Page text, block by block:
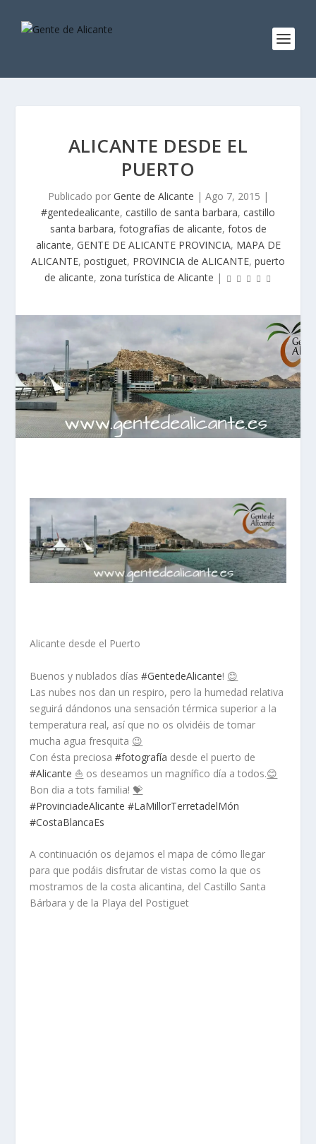
ALICANTE DESDE EL
PUERTO
Publicado por Gente de Alicante | Ago 7, 2015 |
#gentedealicante, castillo de santa barbara, castillo
santa barbara, fotografías de alicante, fotos de
alicante, GENTE DE ALICANTE PROVINCIA, MAPA DE
ALICANTE, postiguet, PROVINCIA de ALICANTE, puerto
de alicante, zona turística de Alicante |
Alicante desde el Puerto
Buenos y nublados días‪#‎GentedeAlicante‬! 😊
Las nubes nos dan un respiro, pero la humedad relativa
seguirá dándonos una sensación térmica superior a la
temperatura real, así que no os olvidéis de tomar
mucha agua fresquita 😉
Con ésta preciosa‪#‎fotografía‬ desde el puerto de
‪#‎Alicante‬ ⛵ os deseamos un magnífico día a todos.😊
Bon dia a tots familia! 💝
‪#‎ProvinciadeAlicante‬ ‪#‎LaMillorTerretadelMón‬
‪#‎CostaBlancaEs‬
A continuación os dejamos el mapa de cómo llegar
para que podáis disfrutar de vistas como la que os
mostramos de la costa alicantina, del Castillo Santa
Bárbara y de la Playa del Postiguet